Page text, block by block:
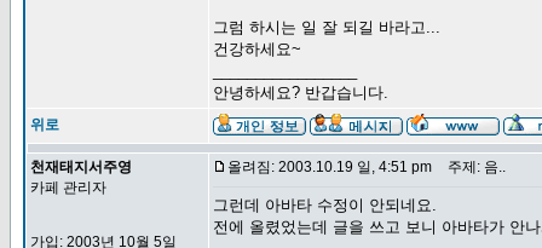
그럼 하시는 일 잘 되길 바라고...
건강하세요~
안녕하세요? 반갑습니다.
위로
천재태지서주영
카페 관리자
가입: 2003년 10월 5일
올려짐: 2003.10.19 일, 4:51 pm 주제: 음..
그런데 아바타 수정이 안되네요.
전에 올렸었는데 글을 쓰고 보니 아바타가 안